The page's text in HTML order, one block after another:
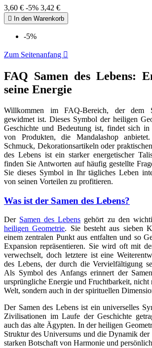
3,60 € -5% 3,42 €
 In den Warenkorb
-5%
Zum Seitenanfang 
FAQ Samen des Lebens:
seine Energie
Willkommen im FAQ-Bereich, der dem
gewidmet ist. Dieses Symbol der heiligen
Geschichte und Bedeutung ist, findet sich in
von Produkten, die Mandalashop
Schmuck, Dekorationsartikeln oder
des Lebens ist ein starker energetischer
finden Sie Antworten auf häufig gestellte
Sie dieses Symbol in Ihr tägliches Leben
von seinen Vorteilen zu profitieren.
Was ist der Samen des Lebens?
Der Samen des Lebens gehört zu den
heiligen Geometrie. Sie besteht aus sieben
einem zentralen Punkt aus entfalten und so
Expansion repräsentieren. Sie wird oft mit
verwechselt, doch letztere ist eine
des Lebens, der durch die Vervielfältigung
Als Symbol des Anfangs erinnert der
ursprüngliche Energie und Fruchtbarkeit, nicht
Welt, sondern auch in der spirituellen
Der Samen des Lebens ist ein universelles
Zivilisationen im Laufe der Geschichte
auch das alte Ägypten. In der heiligen
Struktur des Universums und die Dynamik
starken Botschaft von Harmonie und